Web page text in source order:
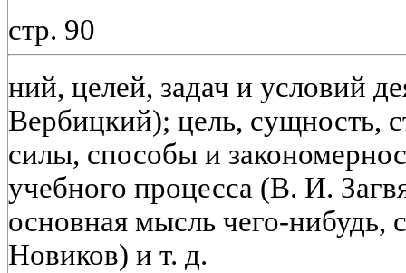
стр. 90
ний, целей, задач и условий
Вербицкий); цель, сущность,
силы, способы и
учебного процесса (В. И.
основная мысль чего-
Новиков) и т. д.